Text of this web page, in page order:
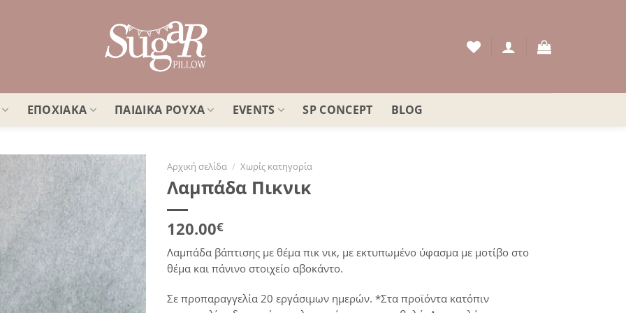
ΕΠΟΧΙΑΚΑ ΠΑΙΔΙΚΑ ΡΟΥΧΑ EVENTS SP CONCEPT BLOG
Πρόσθήκη
στην
λίστα
επιθυμιών
Αρχική σελίδα / Χωρίς κατηγορία
Λαμπάδα Πικνικ
120.00€
Λαμπάδα βάπτισης με θέμα πικ νικ, με εκτυπωμένο ύφασμα με μοτίβο στο
θέμα και πάνινο στοιχείο αβοκάντο.
Σε προπαραγγελία 20 εργάσιμων ημερών. *Στα προϊόντα κατόπιν